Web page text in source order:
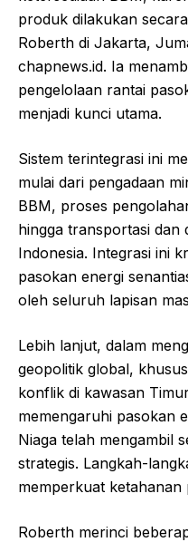
produk dilakukan
Roberth di Jakarta,
chapnews.id. Ia
pengelolaan rantai
menjadi kunci utama.
Sistem terintegrasi ini
mulai dari pengadaan
BBM, proses
hingga transportasi dan
Indonesia. Integrasi ini
pasokan energi
oleh seluruh lapisan
Lebih lanjut, dalam
geopolitik global,
konflik di kawasan
memengaruhi pasokan
Niaga telah mengambil
strategis. Langkah-
memperkuat ketahanan
Roberth merinci